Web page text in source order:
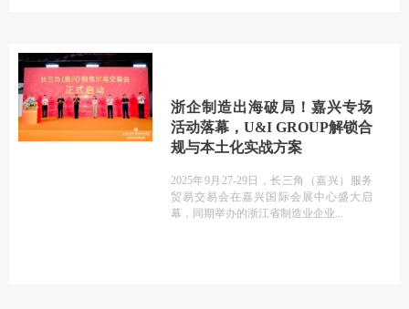
浙企制造出海破局！嘉兴专场
活动落幕，U&I GROUP解锁合
规与本土化实战方案
2025年9月27-29日，长三角（嘉兴）服务
贸易交易会在嘉兴国际会展中心盛大启
幕，同期举办的浙江省制造业企业